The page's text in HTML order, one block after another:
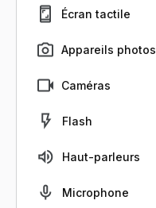
Écran tactile
Appareils photos
Caméras
Flash
Haut-parleurs
Microphone